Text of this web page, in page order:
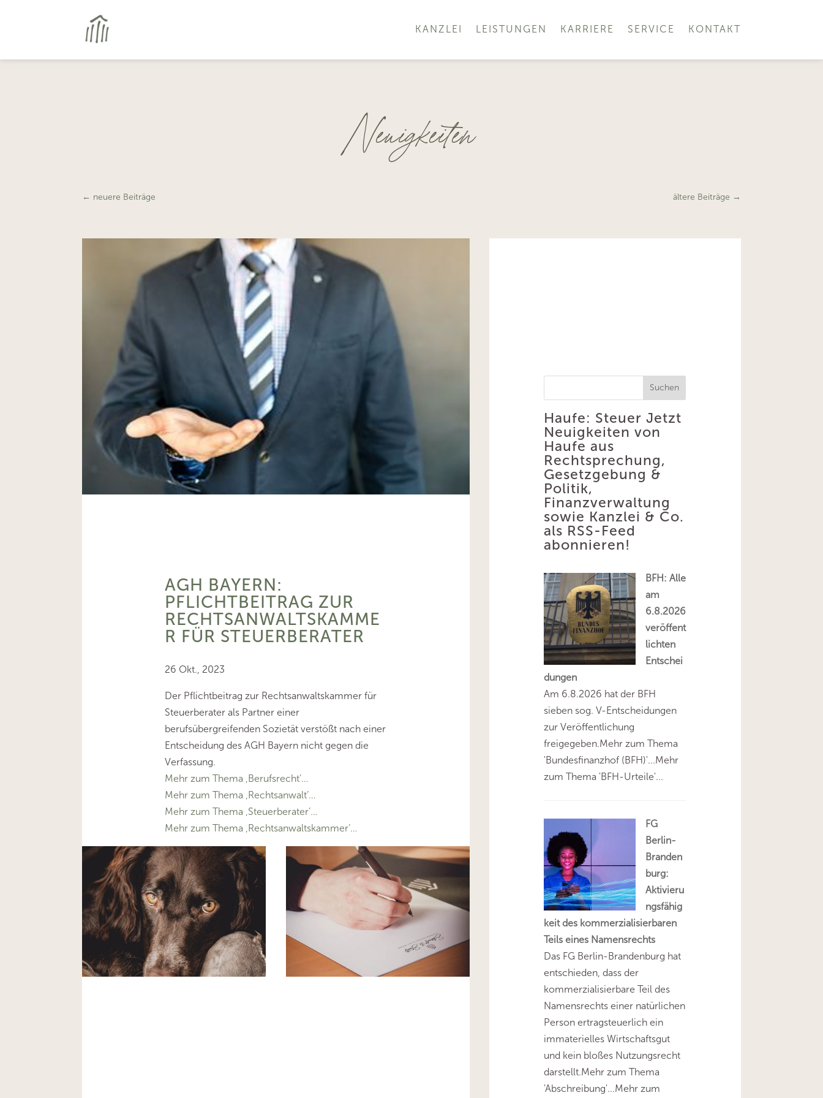
KANZLEI LEISTUNGEN KARRIERE SERVICE KONTAKT
Neuigkeiten
← neuere Beiträge ältere Beiträge →
AGH BAYERN:
PFLICHTBEITRAG ZUR
RECHTSANWALTSKAMME
R FÜR STEUERBERATER
26 Okt., 2023
Der Pflichtbeitrag zur Rechtsanwaltskammer für
Steuerberater als Partner einer
berufsübergreifenden Sozietät verstößt nach einer
Entscheidung des AGH Bayern nicht gegen die
Verfassung.
Mehr zum Thema ‚Berufsrecht’…
Mehr zum Thema ‚Rechtsanwalt’…
Mehr zum Thema ‚Steuerberater’…
Mehr zum Thema ‚Rechtsanwaltskammer’…
Suchen
Haufe: Steuer Jetzt
Neuigkeiten von
Haufe aus
Rechtsprechung,
Gesetzgebung &
Politik,
Finanzverwaltung
sowie Kanzlei & Co.
als RSS-Feed
abonnieren!
BFH: Alle
am
6.8.2026
veröffent
lichten
Entschei
dungen
Am 6.8.2026 hat der BFH
sieben sog. V-Entscheidungen
zur Veröffentlichung
freigegeben.Mehr zum Thema
'Bundesfinanzhof (BFH)'...Mehr
zum Thema 'BFH-Urteile'...
FG
Berlin-
Branden
burg:
Aktivieru
ngsfähig
keit des kommerzialisierbaren
Teils eines Namensrechts
Das FG Berlin-Brandenburg hat
entschieden, dass der
kommerzialisierbare Teil des
Namensrechts einer natürlichen
Person ertragsteuerlich ein
immaterielles Wirtschaftsgut
und kein bloßes Nutzungsrecht
darstellt.Mehr zum Thema
'Abschreibung'...Mehr zum